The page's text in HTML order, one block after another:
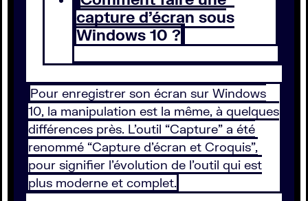
capture d’écran sous
Windows 10 ?
Pour enregistrer son écran sur Windows
10, la manipulation est la même, à quelques
différences près. L’outil “Capture” a été
renommé “Capture d’écran et Croquis”,
pour signifier l’évolution de l’outil qui est
plus moderne et complet.